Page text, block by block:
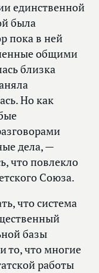
единственной
была
пока в ней
общими
близка
Но как
дела, —
что повлекло
Союза.
что система
базы
то, что многие
работы